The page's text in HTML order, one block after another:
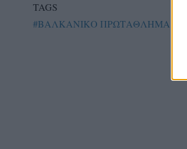
TAGS
#ΒΑΛΚΑΝΙΚΟ ΠΡΩΤΑΘΛΗΜΑ